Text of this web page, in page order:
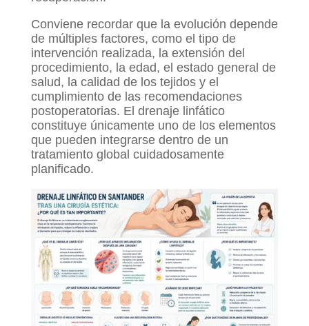
Conviene recordar que la evolución depende
de múltiples factores, como el tipo de
intervención realizada, la extensión del
procedimiento, la edad, el estado general de
salud, la calidad de los tejidos y el
cumplimiento de las recomendaciones
postoperatorias. El drenaje linfático
constituye únicamente uno de los elementos
que pueden integrarse dentro de un
tratamiento global cuidadosamente
planificado.